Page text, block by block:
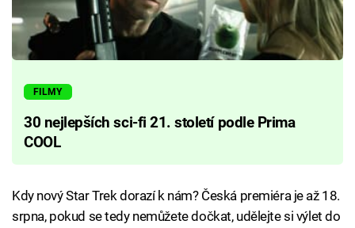
FILMY
30 nejlepších sci-fi 21. století podle Prima
COOL
Kdy nový Star Trek dorazí k nám? Česká premiéra je až 18.
srpna, pokud se tedy nemůžete dočkat, udělejte si výlet do